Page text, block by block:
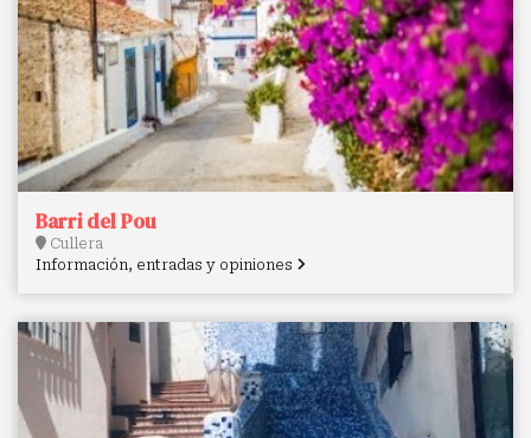
Barri del Pou
Cullera
Información, entradas y opiniones